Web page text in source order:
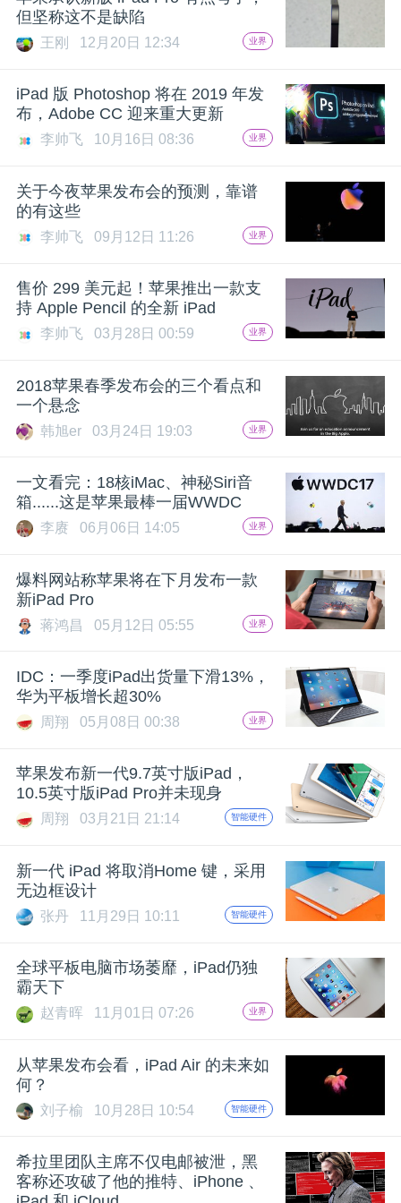
题
爱
搞
机
但坚称这不是缺陷
王刚 12月20日 12:34 业界
iPad 版 Photoshop 将在 2019 年发
布，Adobe CC 迎来重大更新
李帅飞 10月16日 08:36 业界
关于今夜苹果发布会的预测，靠谱
的有这些
李帅飞 09月12日 11:26 业界
售价 299 美元起！苹果推出一款支
持 Apple Pencil 的全新 iPad
李帅飞 03月28日 00:59 业界
2018苹果春季发布会的三个看点和
一个悬念
韩旭er 03月24日 19:03 业界
一文看完：18核iMac、神秘Siri音
箱......这是苹果最棒一届WWDC
李赓 06月06日 14:05 业界
爆料网站称苹果将在下月发布一款
新iPad Pro
蒋鸿昌 05月12日 05:55 业界
IDC：一季度iPad出货量下滑13%，
华为平板增长超30%
周翔 05月08日 00:38 业界
苹果发布新一代9.7英寸版iPad，
10.5英寸版iPad Pro并未现身
周翔 03月21日 21:14 智能硬件
新一代 iPad 将取消Home 键，采用
无边框设计
张丹 11月29日 10:11 智能硬件
全球平板电脑市场萎靡，iPad仍独
霸天下
赵青晖 11月01日 07:26 业界
从苹果发布会看，iPad Air 的未来如
何？
刘子榆 10月28日 10:54 智能硬件
希拉里团队主席不仅电邮被泄，黑
客称还攻破了他的推特、iPhone 、